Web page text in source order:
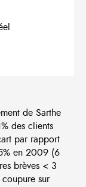
de Sarthe
des clients
par rapport
en 2009 (6
brèves < 3
sur